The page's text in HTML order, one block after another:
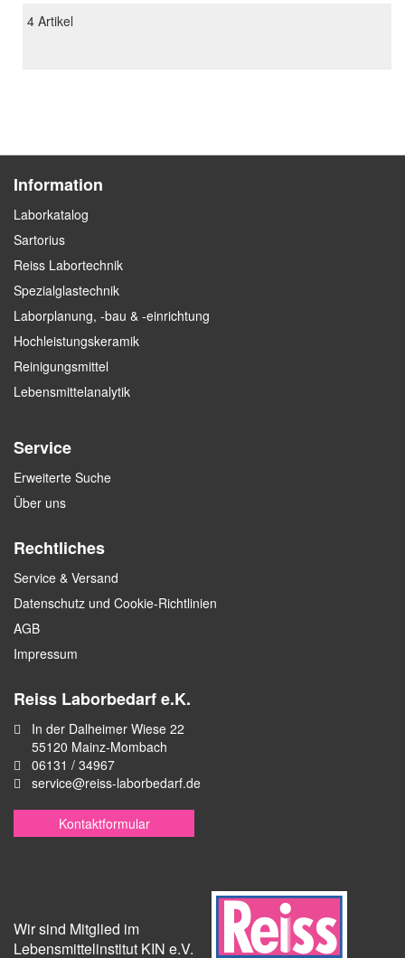
4 Artikel
Information
Laborkatalog
Sartorius
Reiss Labortechnik
Spezialglastechnik
Laborplanung, -bau & -einrichtung
Hochleistungskeramik
Reinigungsmittel
Lebensmittelanalytik
Service
Erweiterte Suche
Über uns
Rechtliches
Service & Versand
Datenschutz und Cookie-Richtlinien
AGB
Impressum
Reiss Laborbedarf e.K.
In der Dalheimer Wiese 22
55120 Mainz-Mombach
06131 / 34967
service@reiss-laborbedarf.de
Kontaktformular
Wir sind Mitglied im
Lebensmittelinstitut KIN e.V.